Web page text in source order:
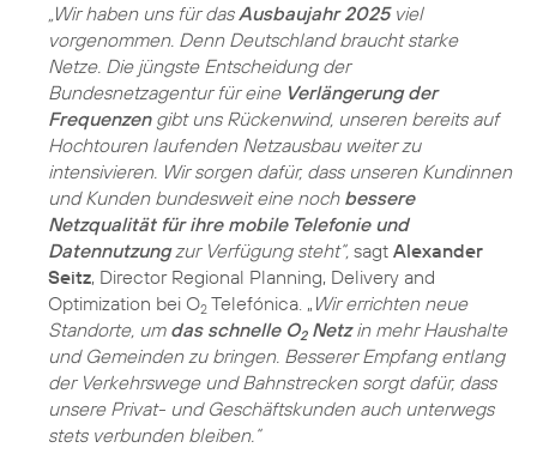
„Wir haben uns für dasAusbaujahr 2025viel
vorgenommen. Denn Deutschland braucht starke
Netze. Die jüngste Entscheidung der
Bundesnetzagentur für eine Verlängerung der
Frequenzengibt uns Rückenwind, unseren bereits auf
Hochtouren laufenden Netzausbau weiter zu
intensivieren. Wir sorgen dafür, dass unseren Kundinnen
und Kunden bundesweit eine noch bessere
Netzqualität für ihre mobile Telefonie und
Datennutzungzur Verfügung steht“, sagt Alexander
Seitz, Director Regional Planning, Delivery and
Optimization bei O2 Telefónica. „ Wir errichten neue
Standorte, um das schnelle O2Netzin mehr Haushalte
und Gemeinden zu bringen. Besserer Empfang entlang
der Verkehrswege und Bahnstrecken sorgt dafür, dass
unsere Privat- und Geschäftskunden auch unterwegs
stets verbunden bleiben.“